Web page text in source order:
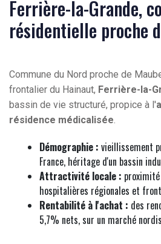
Ferrière-la-Grande,
résidentielle proche
Commune du Nord proche de
frontalier du Hainaut, Ferrière-la-
bassin de vie structuré, propice à l'
résidence médicalisée.
Démographie : vieillissement
France, héritage d'un bassin
Attractivité locale :
hospitalières régionales et
Rentabilité à l'achat : des
5,7% nets, sur un marché